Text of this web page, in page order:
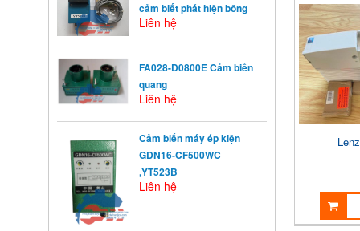
cảm biết phát hiện bông
Liên hệ
FA028-D0800E Cảm biến
quang
Liên hệ
Cảm biến máy ép kiện
GDN16-CF500WC
,YT523B
Liên hệ
KHỞI ĐỘNG TỪ LÀ GÌ?
Khởi động từ (KĐT) là một loại
khí cụ điện dùng ...